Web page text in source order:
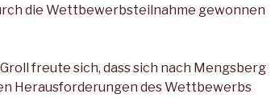
die Wettbewerbsteilnahme gewonnen
freute sich, dass sich nach Mengsberg
Herausforderungen des Wettbewerbs